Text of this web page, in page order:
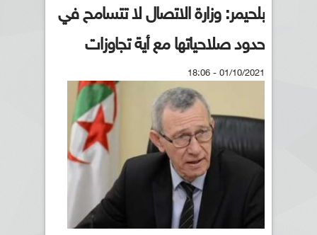
بلحيمر: وزارة الاتصال لا تتسامح في
حدود صلاحياتها مع أية تجاوزات
01/10/2021 - 18:06